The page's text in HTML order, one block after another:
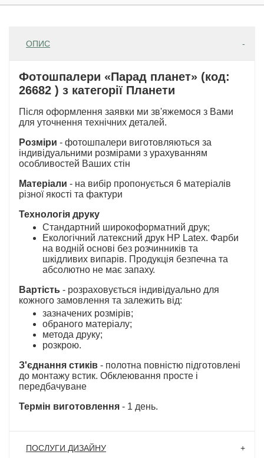
ОПИС
Фотошпалери «Парад планет» (код:
26682 ) з категорії Планети
Після оформлення заявки ми зв'яжемося з Вами
для уточнення технічних деталей.
Розміри - фотошпалери виготовляються за
індивідуальними розмірами з урахуванням
особливостей Ваших стін
Матеріали - на вибір пропонується 6 матеріалів
різної якості та фактури
Технологія друку
Стандартний широкоформатний друк;
Екологічний латексний друк HP Latex. Фарби
на водній основі без розчинників та
шкідливих випарів. Продукція безпечна та
абсолютно не має запаху.
Вартість - розраховується індивідуально для
кожного замовлення та залежить від:
зазначених розмірів;
обраного матеріалу;
метода друку;
розкрою.
З'єднання стиків - полотна повністю підготовлені
до монтажу встик. Обклеювання просте і
передбачуване
Термін виготовлення - 1 день.
ПОСЛУГИ ДИЗАЙНУ